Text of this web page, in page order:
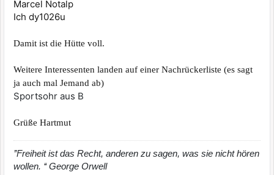
Marcel Notalp
Ich dy1026u
Damit ist die Hütte voll.
Weitere Interessenten landen auf einer Nachrückerliste (es sagt
ja auch mal Jemand ab)
Sportsohr aus B
Grüße Hartmut
’’Freiheit ist das Recht, anderen zu sagen, was sie nicht hören
wollen. ‘‘ George Orwell